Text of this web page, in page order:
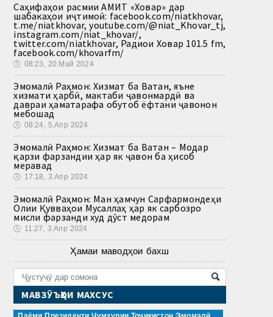
Саҳифаҳои расмии АМИТ «Ховар» дар
шабакаҳои иҷтимоӣ: facebook.com/niatkhovar,
t.me/niatkhovar, youtube.com/@niat_Khovar_tj,
instagram.com/niat_khovar/,
twitter.com/niatkhovar, Радиои Ховар 101.5 fm,
facebook.com/khovarfm/
🕔 08:23, 20.Май 2024
Эмомалӣ Раҳмон: Хизмат ба Ватан, яъне
хизмати ҳарбӣ, мактаби ҷавонмардӣ ва
давраи ҳаматарафа обутоб ёфтани ҷавонон
мебошад
🕔 08:24, 5.Апр 2024
Эмомалӣ Раҳмон: Хизмат ба Ватан – Модар
қарзи фарзандии ҳар як ҷавон ба ҳисоб
меравад
🕔 17:18, 3.Апр 2024
Эмомалӣ Раҳмон: Ман ҳамчун Сарфармондеҳи
Олии Қувваҳои Мусаллаҳ ҳар як сарбозро
мисли фарзанди худ дӯст медорам
🕔 11:27, 3.Апр 2024
Ҳамаи маводҳои бахш
МАВЗӮЪҲОИ МАХСУС